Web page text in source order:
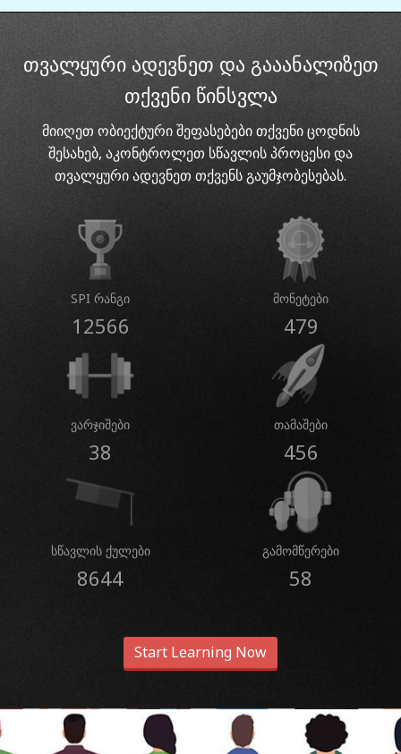
თვალყური ადევნეთ და გააანალიზეთ
თქვენი წინსვლა
მიიღეთ ობიექტური შეფასებები თქვენი ცოდნის
შესახებ, აკონტროლეთ სწავლის პროცესი და
თვალყური ადევნეთ თქვენს გაუმჯობესებას.
SPI რანგი
12566
მონეტები
479
ვარჯიშები
38
თამაშები
456
სწავლის ქულები
8644
გამომწერები
58
Start Learning Now